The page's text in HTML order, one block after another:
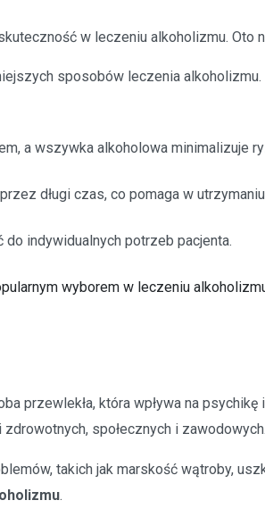
w leczeniu alkoholizmu. Oto
sposobów leczenia
a wszywka alkoholowa minimalizuje
długi czas, co pomaga w
indywidualnych potrzeb pacjenta.
wyborem w leczeniu
przewlekła, która wpływa na
społecznych i zawodowych.
takich jak marskość wątroby,
.